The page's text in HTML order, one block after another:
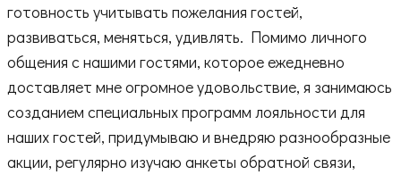
готовность учитывать пожелания гостей,
развиваться, меняться, удивлять. Помимо личного
общения с нашими гостями, которое ежедневно
доставляет мне огромное удовольствие, я занимаюсь
созданием специальных программ лояльности для
наших гостей, придумываю и внедряю разнообразные
акции, регулярно изучаю анкеты обратной связи,